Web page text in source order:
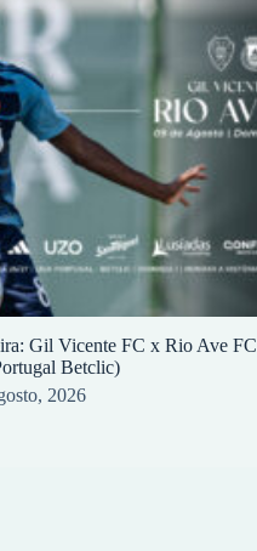
Gil Vicente FC x Rio Ave FC
Betclic)
2026